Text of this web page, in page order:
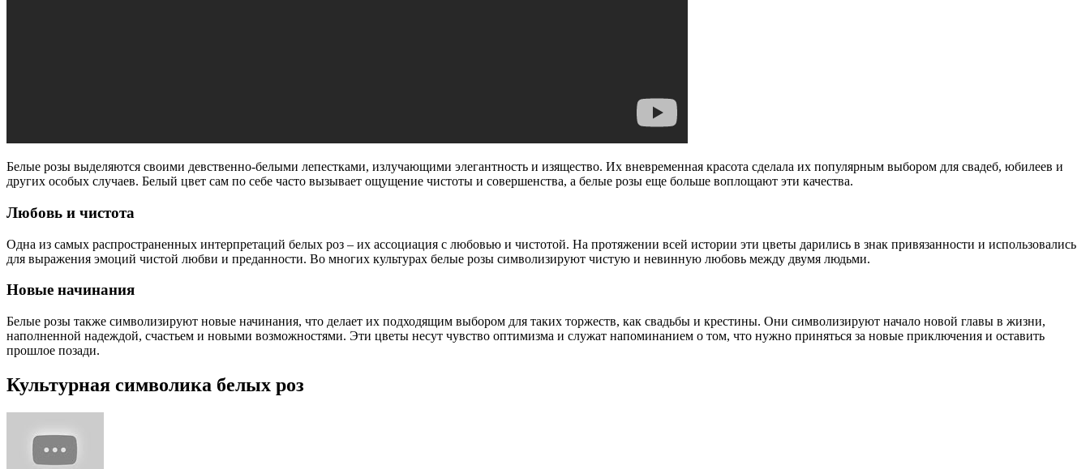
Белые розы выделяются своими девственно-белыми лепестками, излучающими элегантность и изящество. Их вневременная красота сделала их популярным выбором для свадеб, юбилеев и
других особых случаев. Белый цвет сам по себе часто вызывает ощущение чистоты и совершенства, а белые розы еще больше воплощают эти качества.
Любовь и чистота
Одна из самых распространенных интерпретаций белых роз – их ассоциация с любовью и чистотой. На протяжении всей истории эти цветы дарились в знак привязанности и использовались
для выражения эмоций чистой любви и преданности. Во многих культурах белые розы символизируют чистую и невинную любовь между двумя людьми.
Новые начинания
Белые розы также символизируют новые начинания, что делает их подходящим выбором для таких торжеств, как свадьбы и крестины. Они символизируют начало новой главы в жизни,
наполненной надеждой, счастьем и новыми возможностями. Эти цветы несут чувство оптимизма и служат напоминанием о том, что нужно приняться за новые приключения и оставить
прошлое позади.
Культурная символика белых роз